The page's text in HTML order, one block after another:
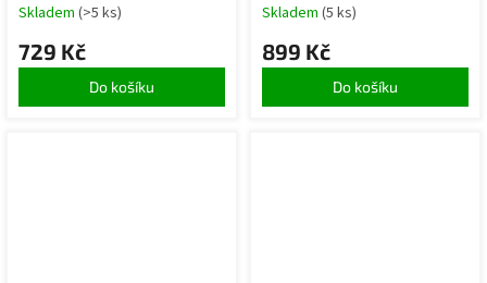
Skladem (>5 ks)
729 Kč
Do košíku
Skladem (5 ks)
899 Kč
Do košíku